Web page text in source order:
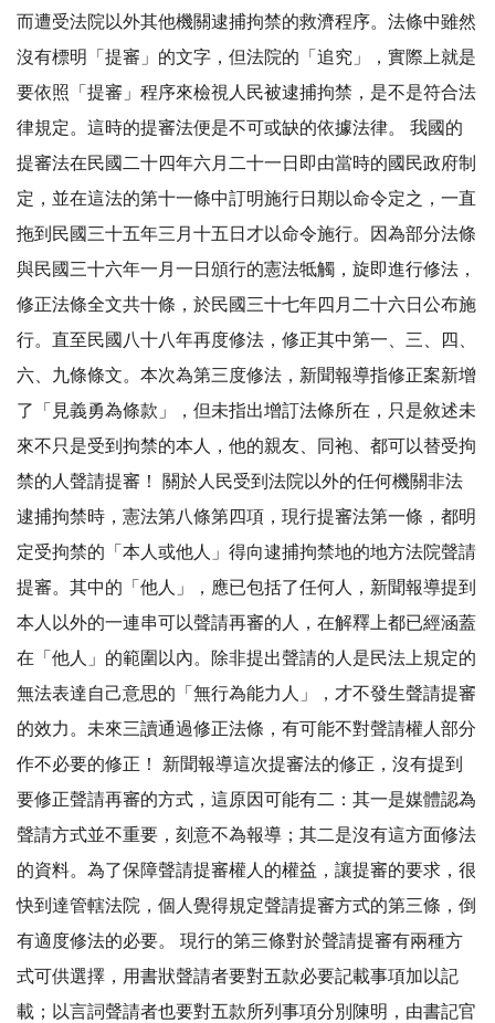
而遭受法院以外其他機關逮捕拘禁的救濟程序。法條中雖然
沒有標明「提審」的文字，但法院的「追究」，實際上就是
要依照「提審」程序來檢視人民被逮捕拘禁，是不是符合法
律規定。這時的提審法便是不可或缺的依據法律。 我國的
提審法在民國二十四年六月二十一日即由當時的國民政府制
定，並在這法的第十一條中訂明施行日期以命令定之，一直
拖到民國三十五年三月十五日才以命令施行。因為部分法條
與民國三十六年一月一日頒行的憲法牴觸，旋即進行修法，
修正法條全文共十條，於民國三十七年四月二十六日公布施
行。直至民國八十八年再度修法，修正其中第一、三、四、
六、九條條文。本次為第三度修法，新聞報導指修正案新增
了「見義勇為條款」，但未指出增訂法條所在，只是敘述未
來不只是受到拘禁的本人，他的親友、同袍、都可以替受拘
禁的人聲請提審！ 關於人民受到法院以外的任何機關非法
逮捕拘禁時，憲法第八條第四項，現行提審法第一條，都明
定受拘禁的「本人或他人」得向逮捕拘禁地的地方法院聲請
提審。其中的「他人」，應已包括了任何人，新聞報導提到
本人以外的一連串可以聲請再審的人，在解釋上都已經涵蓋
在「他人」的範圍以內。除非提出聲請的人是民法上規定的
無法表達自己意思的「無行為能力人」，才不發生聲請提審
的效力。未來三讀通過修正法條，有可能不對聲請權人部分
作不必要的修正！ 新聞報導這次提審法的修正，沒有提到
要修正聲請再審的方式，這原因可能有二：其一是媒體認為
聲請方式並不重要，刻意不為報導；其二是沒有這方面修法
的資料。為了保障聲請提審權人的權益，讓提審的要求，很
快到達管轄法院，個人覺得規定聲請提審方式的第三條，倒
有適度修法的必要。 現行的第三條對於聲請提審有兩種方
式可供選擇，用書狀聲請者要對五款必要記載事項加以記
載；以言詞聲請者也要對五款所列事項分別陳明，由書記官